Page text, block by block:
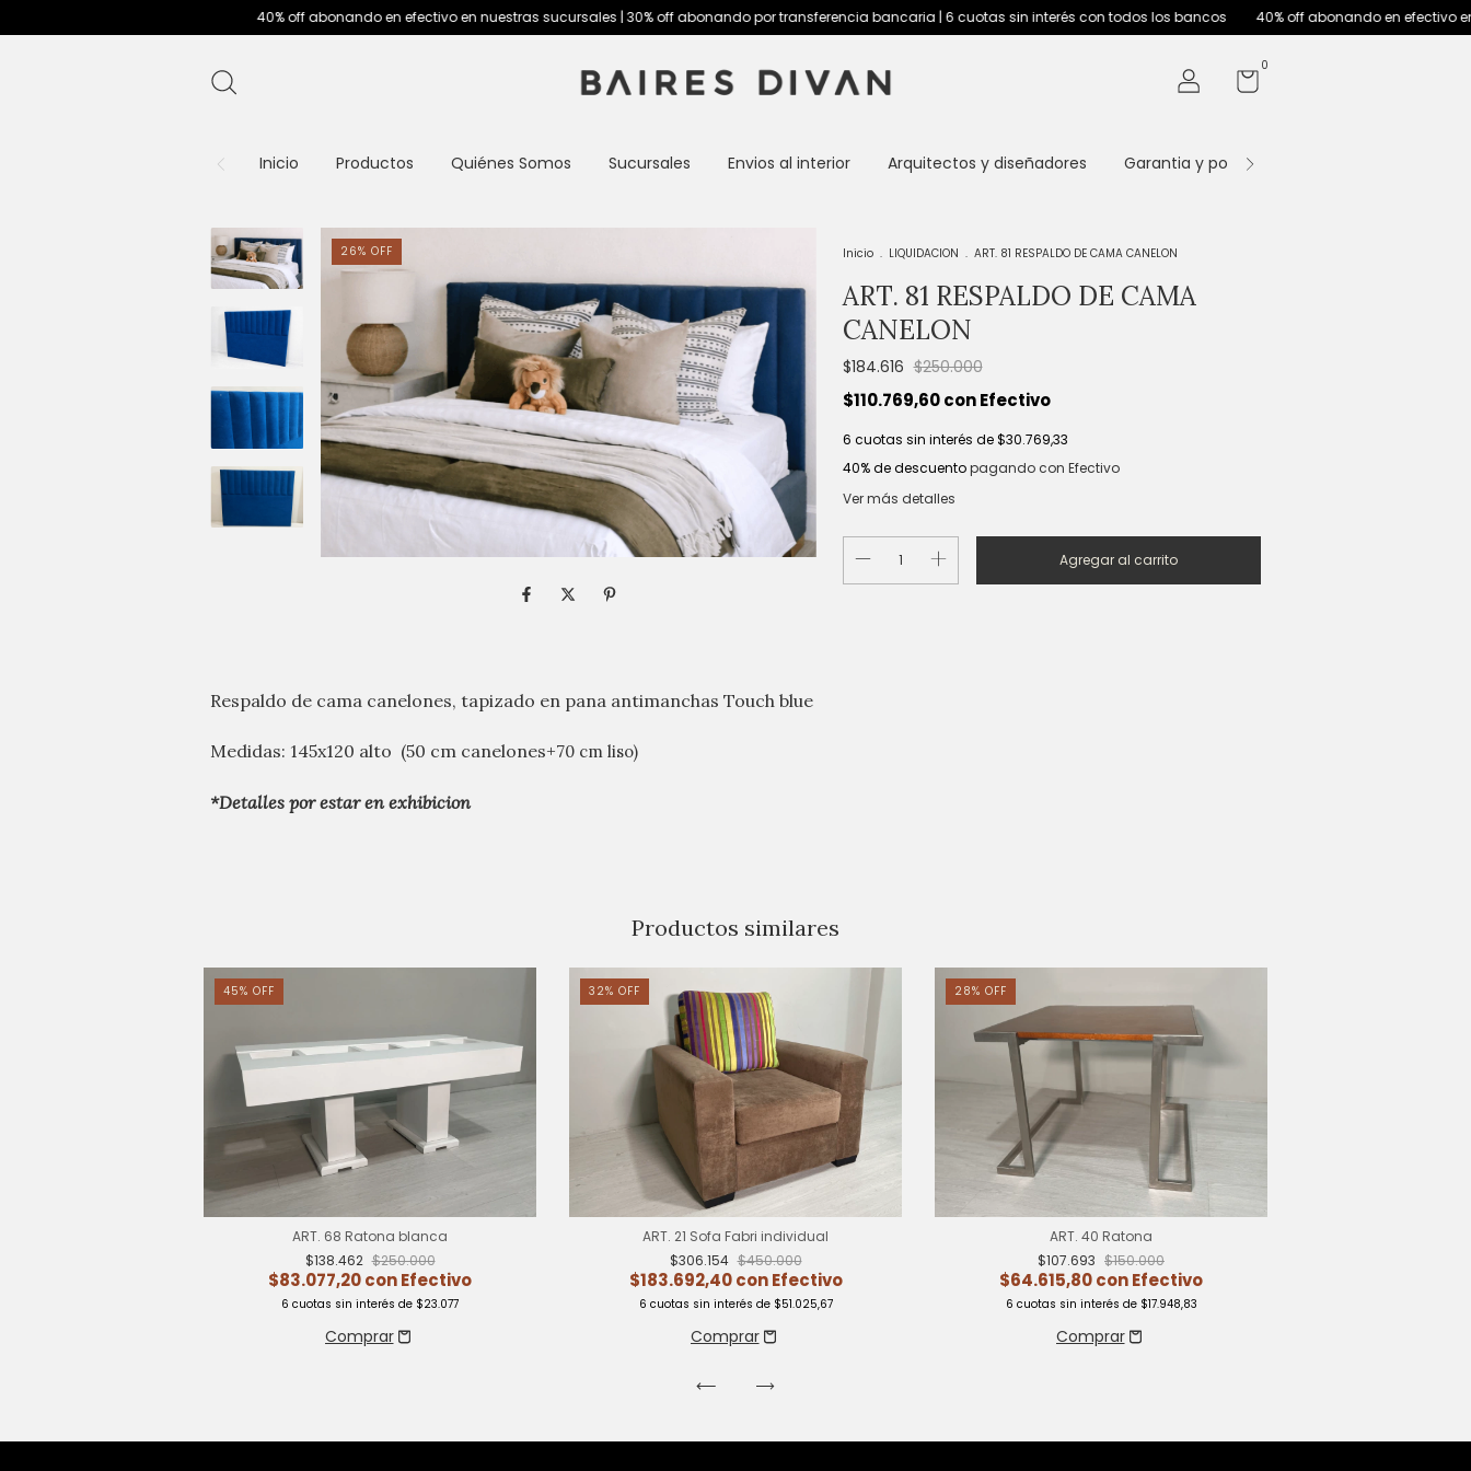
40% off abonando en efectivo en nuestras sucursales | 30% off abonando por transferencia bancaria | 6 cuotas sin interés con todos los bancos 40% off abonando en efectivo en nuestras
0
Inicio Productos Quiénes Somos Sucursales Envios al interior Arquitectos y diseñadores Garantia y post venta
26% OFF Inicio . LIQUIDACION . ART. 81 RESPALDO DE CAMA CANELON
ART. 81 RESPALDO DE CAMA
CANELON
$184.616 $250.000
$110.769,60con Efectivo
6 cuotas sin interés de$30.769,33
40% de descuentopagando con Efectivo
Ver más detalles
Respaldo de cama canelones, tapizado en pana antimanchas Touch blue
Medidas: 145x120 alto (50 cm canelones+70 cm liso)
*Detalles por estar en exhibicion
Productos similares
45% OFF
ART. 68 Ratona blanca
$138.462 $250.000
$83.077,20conEfectivo
6 cuotas sin interés de $23.077
32% OFF
ART. 21 Sofa Fabri individual
$306.154 $450.000
$183.692,40con Efectivo
6 cuotas sin interés de $51.025,67
28% OFF
ART. 40 Ratona
$107.693 $150.000
$64.615,80conEfectivo
6 cuotas sin interés de $17.948,83